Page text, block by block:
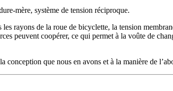
mère, système de tension réciproque.
rayons de la roue de bicyclette, la tension
peuvent coopérer, ce qui permet à la voûte de
que nous en avons et à la manière de